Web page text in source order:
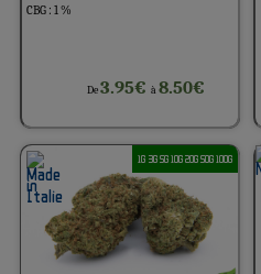
CBG : 1 %
De3.95€à8.50€
1G 3G 5G 10G 20G 50G 100G